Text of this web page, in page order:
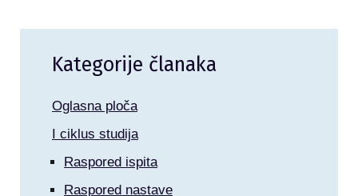
Kategorije članaka
Oglasna ploča
I ciklus studija
Raspored ispita
Raspored nastave